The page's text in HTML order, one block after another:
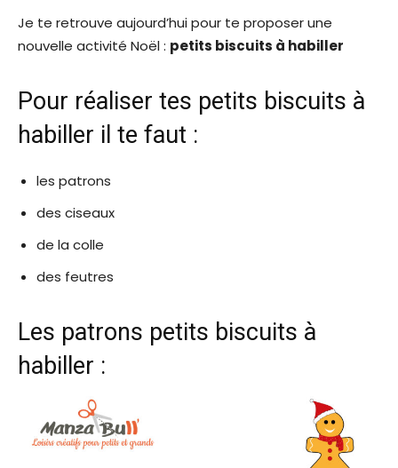
Je te retrouve aujourd’hui pour te proposer une
nouvelle activité Noël : petits biscuits à habiller
Pour réaliser tes petits biscuits à
habiller il te faut :
les patrons
des ciseaux
de la colle
des feutres
Les patrons petits biscuits à
habiller :